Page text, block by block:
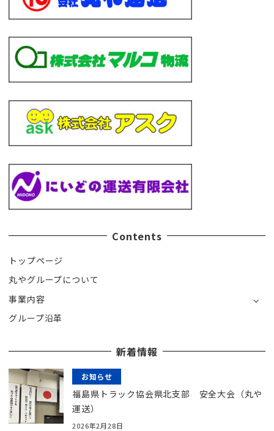
Contents
トップページ
丸やグループについて
事業内容
グループ沿革
新着情報
お知らせ
福島県トラック協会県北支部 安全大会（丸や
運送）
2026年2月28日